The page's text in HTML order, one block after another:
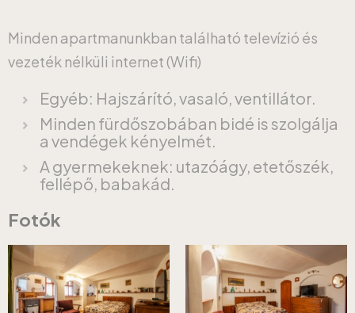
Minden apartmanunkban található televízió és
vezeték nélküli internet (Wifi)
Egyéb: Hajszárító, vasaló, ventillátor.
Minden fürdőszobában bidé is szolgálja
a vendégek kényelmét.
A gyermekeknek: utazóágy, etetőszék,
fellépő, babakád.
Fotók